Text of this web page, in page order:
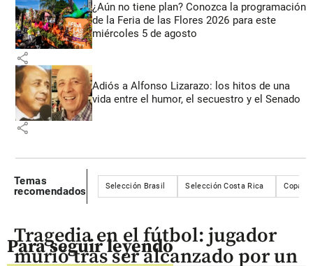
¿Aún no tiene plan? Conozca la programación
de la Feria de las Flores 2026 para este
miércoles 5 de agosto
share
Adiós a Alfonso Lizarazo: los hitos de una
vida entre el humor, el secuestro y el Senado
share
Temas
recomendados
Selección Brasil Selección Costa Rica Copa
Para seguir leyendo
Tragedia en el fútbol: jugador
murió tras ser alcanzado por un